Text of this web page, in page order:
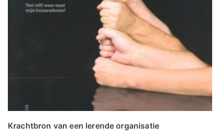
Krachtbron van een lerende organisatie